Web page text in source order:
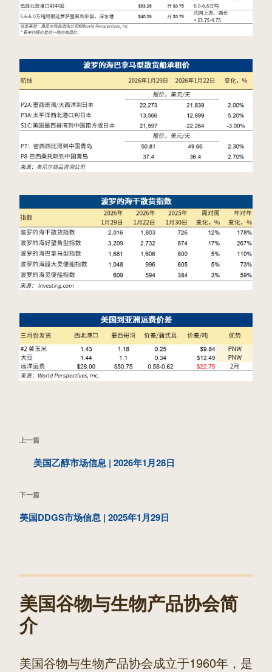
文
章
导
航
上
文
章
上一篇
美国乙醇市场信息 | 2026年1月28日
下
一
章
下一篇
美国DDGS市场信息 | 2025年1月29日
美国谷物与生物产品协会简
介
美国谷物与生物产品协会成立于1960年，是